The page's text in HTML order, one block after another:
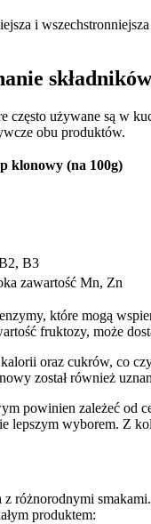
i
używane są⁣ w
obu‌ produktów.
klonowy (na 100g)
B3
zawartość Mn, ⁣Zn
które mogą
fruktozy, ⁢może
oraz cukrów, co
został również
powinien zależeć od⁢
lepszym wyborem. Z⁤
różnorodnymi
produktem: